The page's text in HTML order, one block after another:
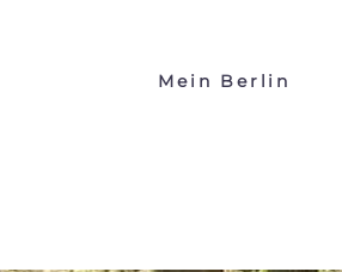
Mein Berlin